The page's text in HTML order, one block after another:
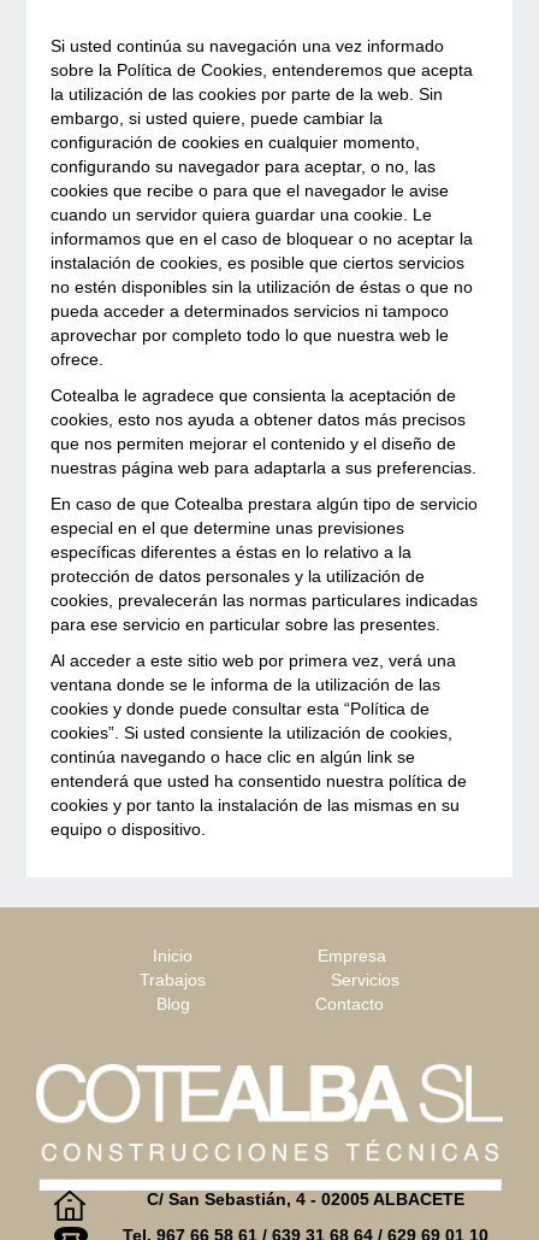
Si usted continúa su navegación una vez informado
sobre la Política de Cookies, entenderemos que acepta
la utilización de las cookies por parte de la web. Sin
embargo, si usted quiere, puede cambiar la
configuración de cookies en cualquier momento,
configurando su navegador para aceptar, o no, las
cookies que recibe o para que el navegador le avise
cuando un servidor quiera guardar una cookie. Le
informamos que en el caso de bloquear o no aceptar la
instalación de cookies, es posible que ciertos servicios
no estén disponibles sin la utilización de éstas o que no
pueda acceder a determinados servicios ni tampoco
aprovechar por completo todo lo que nuestra web le
ofrece.
Cotealba le agradece que consienta la aceptación de
cookies, esto nos ayuda a obtener datos más precisos
que nos permiten mejorar el contenido y el diseño de
nuestras página web para adaptarla a sus preferencias.
En caso de que Cotealba prestara algún tipo de servicio
especial en el que determine unas previsiones
específicas diferentes a éstas en lo relativo a la
protección de datos personales y la utilización de
cookies, prevalecerán las normas particulares indicadas
para ese servicio en particular sobre las presentes.
Al acceder a este sitio web por primera vez, verá una
ventana donde se le informa de la utilización de las
cookies y donde puede consultar esta “Política de
cookies”. Si usted consiente la utilización de cookies,
continúa navegando o hace clic en algún link se
entenderá que usted ha consentido nuestra política de
cookies y por tanto la instalación de las mismas en su
equipo o dispositivo.
Inicio
Empresa
Trabajos
Servicios
Blog
Contacto
C/ San Sebastián, 4 - 02005 ALBACETE
Tel. 967 66 58 61 / 639 31 68 64 / 629 69 01 10